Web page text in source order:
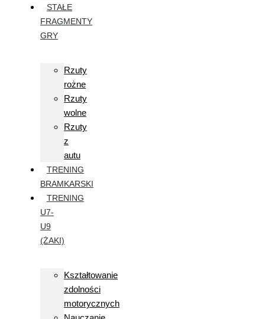
STAŁE
FRAGMENTY
GRY
Rzuty
rożne
Rzuty
wolne
Rzuty
z
autu
TRENING
BRAMKARSKI
TRENING
U7-
U9
(ŻAKI)
Kształtowanie
zdolności
motorycznych